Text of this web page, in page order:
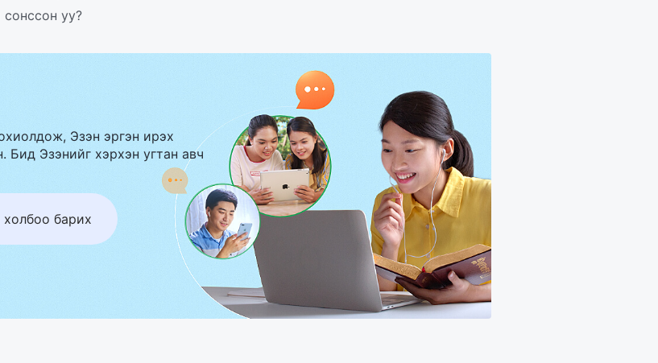
уу?
Эзэн эргэн ирэх
Бид Эзэнийг хэрхэн угтан авч
холбоо барих